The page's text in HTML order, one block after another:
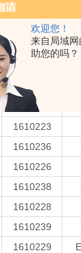
欢迎您！
来自局域
助您的吗？
1610326
1610338
1610328
1610339
1610329
1610340
1610223
1610236
1610226
1610238
1610228
1610239
1610229